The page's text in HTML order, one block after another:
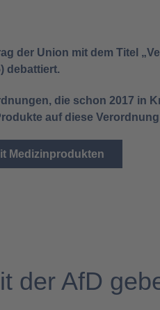
der Union mit dem Titel
debattiert.
die schon 2017 in
auf diese
Medizinprodukten
der AfD